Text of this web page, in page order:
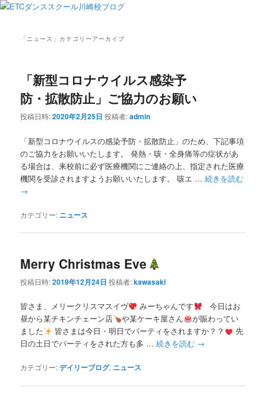
「 ニュース 」カテゴリーアーカイブ
「新型コロナウイルス感染予
防・拡散防止」ご協力のお願い
投稿日時:2020年2月25日 投稿者:admin
「新型コロナウイルスの感染予防・拡散防止」のため、下記事項
のご協力をお願いいたします。 発熱・咳・全身痛等の症状があ
る場合は、来校前に必ず医療機関にご連絡の上、指定された医療
機関を受診されますようお願いいたします。 咳エ …続きを読む
→
カテゴリー: ニュース
Merry Christmas Eve
投稿日時:2019年12月24日 投稿者:kawasaki
皆さま、メリークリスマスイヴ みーちゃんです
今日はお
昼から某チキンチェーン店
や某ケーキ屋さん
が賑わってい
ました
皆さまは今日・明日でパーティをされますか？？
先
日の土日でパーティをされた方も多 …続きを読む →
カテゴリー:デイリーブログ, ニュース